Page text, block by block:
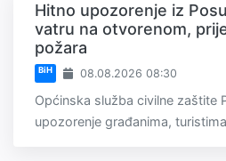
Hitno upozorenje iz
vatru na otvorenom,
požara
BiH 08.08.2026 08:30
Općinska služba civilne zaštite
upozorenje građanima,